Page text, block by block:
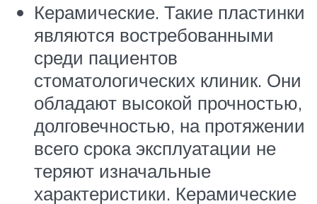
Керамические. Такие пластинки
являются востребованными
среди пациентов
стоматологических клиник. Они
обладают высокой прочностью,
долговечностью, на протяжении
всего срока эксплуатации не
теряют изначальные
характеристики. Керамические